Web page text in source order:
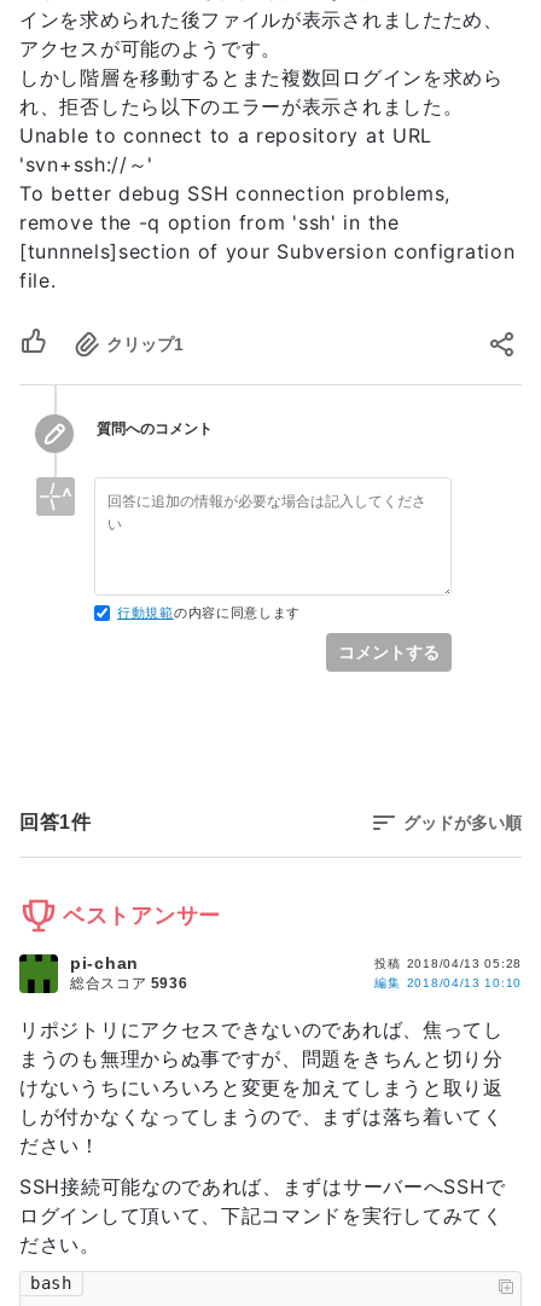
インを求められた後ファイルが表示されましたため、
アクセスが可能のようです。
しかし階層を移動するとまた複数回ログインを求めら
れ、拒否したら以下のエラーが表示されました。
Unable to connect to a repository at URL
'svn+ssh://～'
To better debug SSH connection problems,
remove the -q option from 'ssh' in the
[tunnnels]section of your Subversion configration
file.
クリップ1
質問へのコメント
行動規範の内容に同意します
コメントする
回答1件 グッドが多い順
ベストアンサー
リポジトリにアクセスできないのであれば、焦ってし
まうのも無理からぬ事ですが、問題をきちんと切り分
けないうちにいろいろと変更を加えてしまうと取り返
しが付かなくなってしまうので、まずは落ち着いてく
ださい！
SSH接続可能なのであれば、まずはサーバーへSSHで
ログインして頂いて、下記コマンドを実行してみてく
ださい。
bash
投稿 2018/04/13 05:28
編集 2018/04/13 10:10
pi-chan
総合スコア 5936